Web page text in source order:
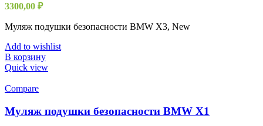
3300,00 ₽
Муляж подушки безопасности BMW X3, New
Add to wishlist
В корзину
Quick view
Compare
Муляж подушки безопасности BMW X1